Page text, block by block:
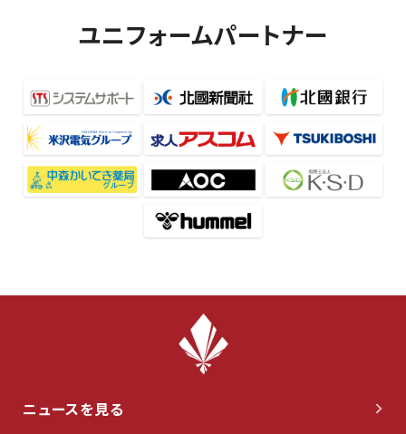
ユニフォームパートナー
ニュースを見る